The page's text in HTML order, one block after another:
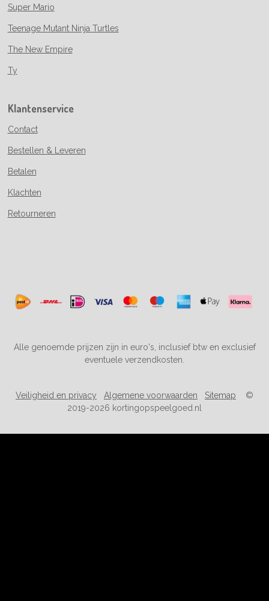
Super Mario
Teenage Mutant Ninja Turtles
The New Empire
Ty
Klantenservice
Contact
Bestellen & Leveren
Betalen
Klachten
Retourneren
Alle genoemde prijzen zijn in euro's, inclusief btw en exclusief
eventuele verzendkosten.
Veiligheid en privacy Algemene voorwaarden Sitemap ©
2019-2026 kortingopspeelgoed.nl